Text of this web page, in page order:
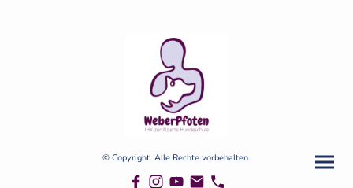
© Copyright. Alle Rechte vorbehalten.